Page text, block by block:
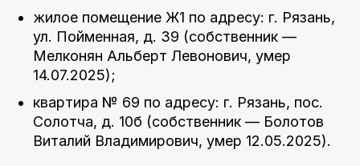
жилое помещение Ж1 по адресу: г. Рязань,
ул. Пойменная, д. 39 (собственник —
Мелконян Альберт Левонович, умер
14.07.2025);
квартира № 69 по адресу: г. Рязань, пос.
Солотча, д. 10б (собственник — Болотов
Виталий Владимирович, умер 12.05.2025).